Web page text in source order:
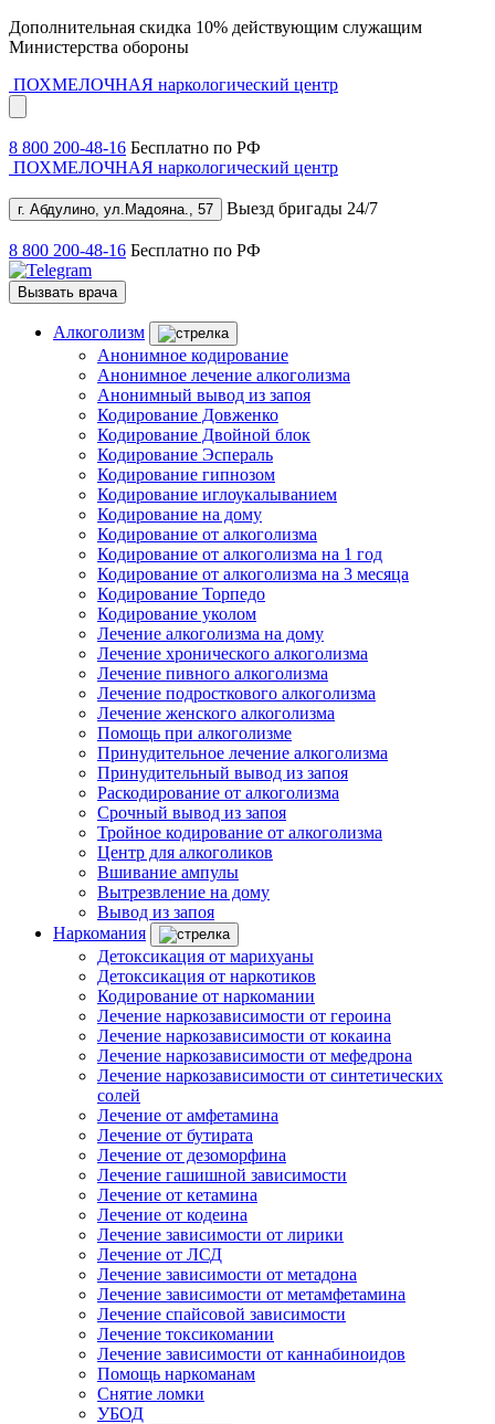
Дополнительная скидка 10% действующим служащим
Министерства обороны
ПОХМЕЛОЧНАЯ наркологический центр
8 800 200-48-16 Бесплатно по РФ
ПОХМЕЛОЧНАЯ наркологический центр
г. Абдулино, ул.Мадояна., 57 Выезд бригады 24/7
8 800 200-48-16 Бесплатно по РФ
Вызвать врача
Алкоголизм
Анонимное кодирование
Анонимное лечение алкоголизма
Анонимный вывод из запоя
Кодирование Довженко
Кодирование Двойной блок
Кодирование Эспераль
Кодирование гипнозом
Кодирование иглоукалыванием
Кодирование на дому
Кодирование от алкоголизма
Кодирование от алкоголизма на 1 год
Кодирование от алкоголизма на 3 месяца
Кодирование Торпедо
Кодирование уколом
Лечение алкоголизма на дому
Лечение хронического алкоголизма
Лечение пивного алкоголизма
Лечение подросткового алкоголизма
Лечение женского алкоголизма
Помощь при алкоголизме
Принудительное лечение алкоголизма
Принудительный вывод из запоя
Раскодирование от алкоголизма
Срочный вывод из запоя
Тройное кодирование от алкоголизма
Центр для алкоголиков
Вшивание ампулы
Вытрезвление на дому
Вывод из запоя
Наркомания
Детоксикация от марихуаны
Детоксикация от наркотиков
Кодирование от наркомании
Лечение наркозависимости от героина
Лечение наркозависимости от кокаина
Лечение наркозависимости от мефедрона
Лечение наркозависимости от синтетических
солей
Лечение от амфетамина
Лечение от бутирата
Лечение от дезоморфина
Лечение гашишной зависимости
Лечение от кетамина
Лечение от кодеина
Лечение зависимости от лирики
Лечение от ЛСД
Лечение зависимости от метадона
Лечение зависимости от метамфетамина
Лечение спайсовой зависимости
Лечение токсикомании
Лечение зависимости от каннабиноидов
Помощь наркоманам
Снятие ломки
УБОД